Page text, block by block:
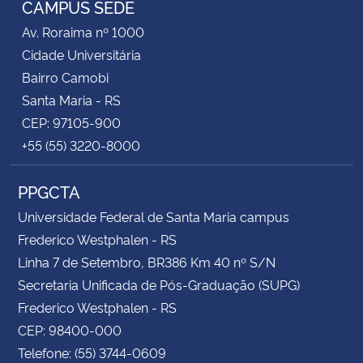
Secretaria-Geral
Secretaria de Governo
Gabinete de Segurança Institucional
Advocacia-Geral da União
CAMPUS SEDE
Av. Roraima nº 1000
Cidade Universitária
Bairro Camobi
Santa Maria - RS
CEP: 97105-900
+55 (55) 3220-8000
PPGCTA
Universidade Federal de Santa Maria campus
Frederico Westphalen - RS
Linha 7 de Setembro, BR386 Km 40 nº S/N
Secretaria Unificada de Pós-Graduação (SUPG)
Frederico Westphalen - RS
CEP: 98400-000
Telefone: (55) 3744-0609